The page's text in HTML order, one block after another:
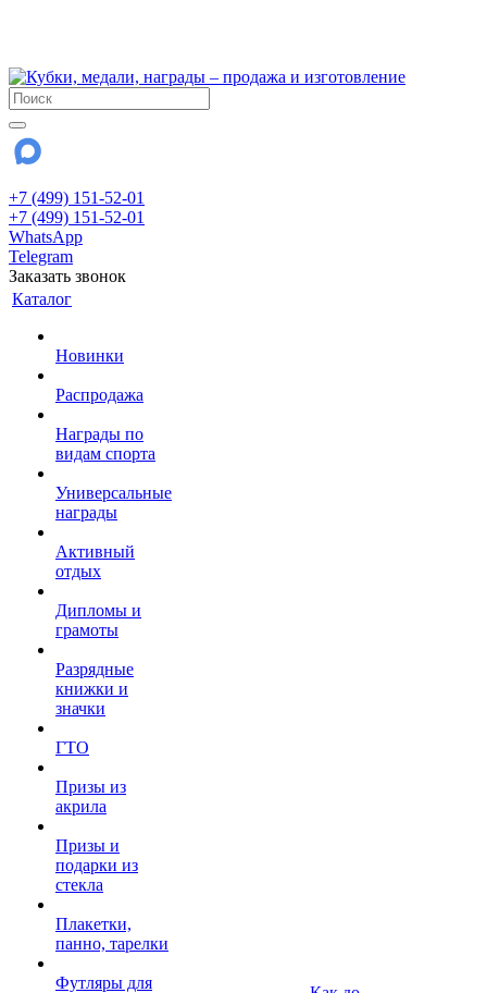
+7 (499) 151-52-01
+7 (499) 151-52-01
WhatsApp
Telegram
Заказать звонок
Каталог
Новинки
Распродажа
Награды по
видам спорта
Универсальные
награды
Активный
отдых
Дипломы и
грамоты
Разрядные
книжки и
значки
ГТО
Призы из
акрила
Призы и
подарки из
стекла
Плакетки,
панно, тарелки
Футляры для